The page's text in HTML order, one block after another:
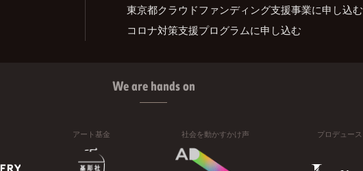
東京都クラウドファンディング支援事業に申し込む
コロナ対策支援プログラムに申し込む
We are hands on
アート基金 社会を動かすかけ声 プロデュース